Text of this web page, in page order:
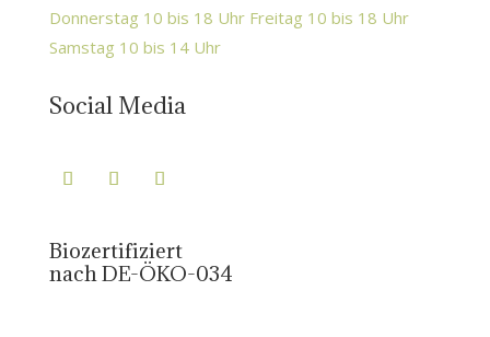
Donnerstag 10 bis 18 Uhr Freitag 10 bis 18 Uhr
Samstag 10 bis 14 Uhr
Social Media
Biozertifiziert
nach DE-ÖKO-034